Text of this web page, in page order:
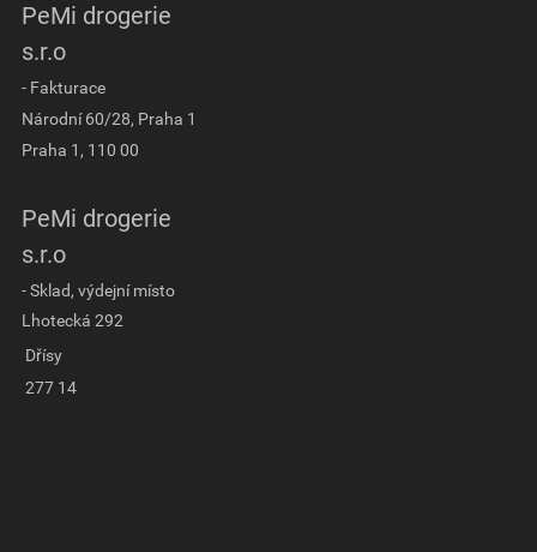
PeMi drogerie
s.r.o
- Fakturace
Národní 60/28, Praha 1
Praha 1, 110 00
PeMi drogerie
s.r.o
- Sklad, výdejní místo
Lhotecká 292
Dřísy
277 14